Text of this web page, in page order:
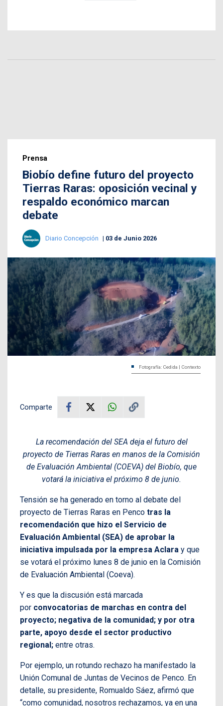
Prensa
Biobío define futuro del proyecto
Tierras Raras: oposición vecinal y
respaldo económico marcan
debate
Diario Concepción 03 de Junio 2026
Fotografía: Cedida | Contexto
Comparte
La recomendación del SEA deja el futuro del
proyecto de Tierras Raras en manos de la Comisión
de Evaluación Ambiental (COEVA) del Biobío, que
votará la iniciativa el próximo 8 de junio.
Tensión se ha generado en torno al debate del
proyecto de Tierras Raras en Penco tras la
recomendación que hizo el Servicio de
Evaluación Ambiental (SEA) de aprobar la
iniciativa impulsada por la empresa Aclara y que
se votará el próximo lunes 8 de junio en la Comisión
de Evaluación Ambiental (Coeva).
Y es que la discusión está marcada
por convocatorias de marchas en contra del
proyecto; negativa de la comunidad; y por otra
parte, apoyo desde el sector productivo
regional; entre otras.
Por ejemplo, un rotundo rechazo ha manifestado la
Unión Comunal de Juntas de Vecinos de Penco. En
detalle, su presidente, Romualdo Sáez, afirmó que
“como comunidad, nosotros rechazamos, ya en una